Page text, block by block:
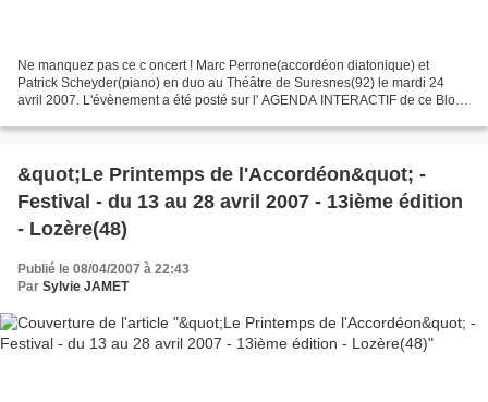
Ne manquez pas ce c oncert ! Marc Perrone(accordéon diatonique) et
Patrick Scheyder(piano) en duo au Théâtre de Suresnes(92) le mardi 24
avril 2007. L'évènement a été posté sur l' AGENDA INTERACTIF de ce Blog
&quot;Le Printemps de l'Accordéon&quot; -
Festival - du 13 au 28 avril 2007 - 13ième édition
- Lozère(48)
Publié le 08/04/2007 à 22:43
Par Sylvie JAMET